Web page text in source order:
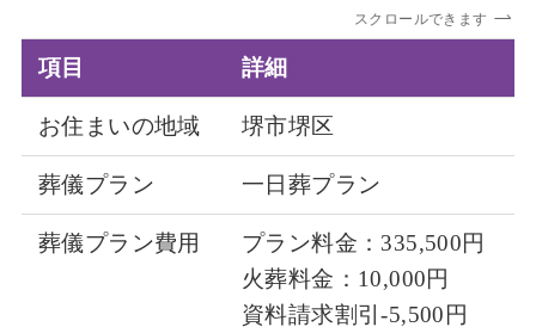
スクロールできます
項目 詳細
お住まいの地域 堺市堺区
葬儀プラン 一日葬プラン
葬儀プラン費用
プラン料金：335,500円
火葬料金：10,000円
資料請求割引-5,500円